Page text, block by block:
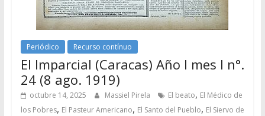
Periódico Recurso contínuo
El Imparcial (Caracas) Año I mes I n°.
24 (8 ago. 1919)
octubre 14, 2025 Massiel Pirela El beato, El Médico de
los Pobres, El Pasteur Americano, El Santo del Pueblo, El Siervo de